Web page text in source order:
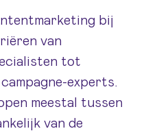
bij
van
tot
experts.
meestal tussen
van de